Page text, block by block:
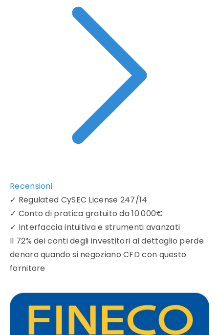
Recensioni
✓ Regulated CySEC License 247/14
✓ Conto di pratica gratuito da 10.000€
✓ Interfaccia intuitiva e strumenti avanzati
Il 72% dei conti degli investitori al dettaglio perde
denaro quando si negoziano CFD con questo
fornitore